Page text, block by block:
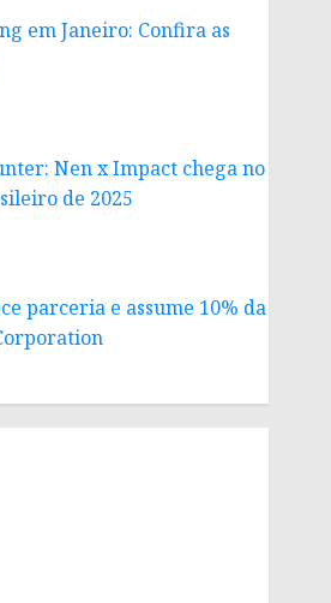
em Janeiro: Confira as
Nen x Impact chega no
de 2025
parceria e assume 10% da